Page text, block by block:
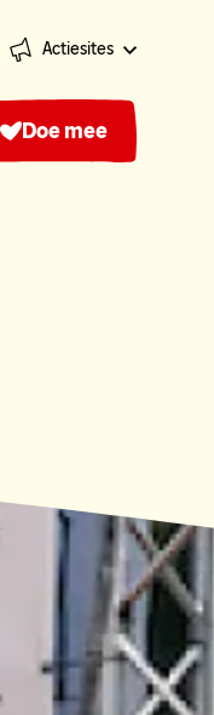
Actiesites
Doe mee